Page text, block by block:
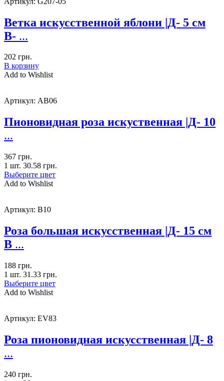
Ветка искусственной яблони |Д- 5 см
В- ...
202 грн.
В корзину
Add to Wishlist
Артикул: AB06
Пионовидная роза искуственная |Д- 10
...
367 грн.
1 шт. 30.58 грн.
Выберите цвет
Add to Wishlist
Артикул: B10
Роза большая искусственная |Д- 15 см
В ...
188 грн.
1 шт. 31.33 грн.
Выберите цвет
Add to Wishlist
Артикул: EV83
Роза пионовидная искусственная |Д- 8
...
240 грн.